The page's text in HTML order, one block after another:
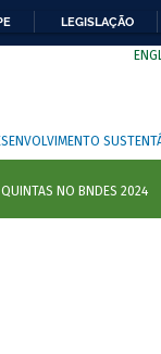
LEGISLAÇÃO